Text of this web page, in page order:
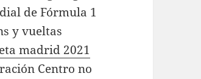
de Fórmula 1
y vueltas
madrid 2021
Centro no